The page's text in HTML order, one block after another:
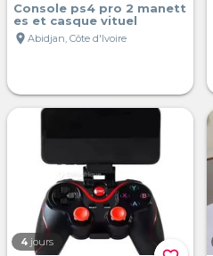
Console ps4 pro 2 manett
es et casque vituel
location_on Abidjan, Côte d'Ivoire
4 jours